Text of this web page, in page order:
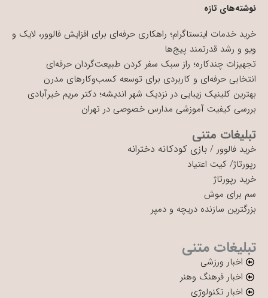
نوشته‌های تازه
خرید خدمات اینستاگرام؛ راهکاری حرفه‌ای برای افزایش فالوور، لایک و
ویو و رشد قدرتمند پیج‌ها
تجهیزات چندکاره؛ راز سبک سفر کردن طبیعت‌گردان حرفه‌ای
انتخابی حرفه‌ای و کاربردی برای توسعه کسب‌وکارهای مدرن
بهترین کلینیک زیبایی در نزدیک شهر اندیشه؛ دکتر مریم خیرآبادی
بررسی کیفیت آموزشی مدارس خصوصی در تهران
تبلیغات متنی
خرید فالوور / بازی کودکانه دخترانه
رپورتاژ/ کیت اعتیاد
خرید رپورتاژ
سم برای موش
بزرگترین سازنده دریچه و دمپر
تبلیغات متنی
اخبار ورزشی
اخبار فرهنگ وهنر
اخبار تکنولوژی